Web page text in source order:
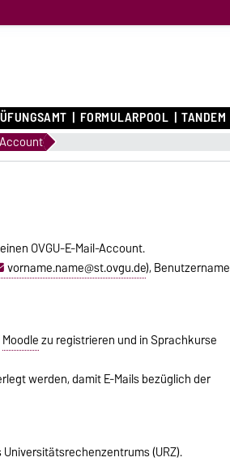
FORMULARPOOL TANDEM
OVGU-E-Mail-Account.
vorname.name@st.ovgu.de), Benutzername
Moodlezu registrieren und in Sprachkurse
werden, damit E-Mails bezüglich der
(URZ).